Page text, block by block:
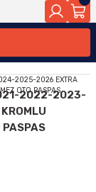
2022-2023-
PASPAS